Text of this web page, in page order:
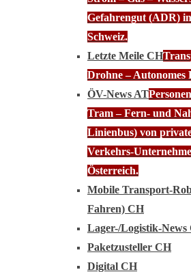
Gefahrengut (ADR)
Schweiz.
Letzte Meile CH
Drohne – Autonomes
ÖV-News AT
Tram – Fern- und
Linienbus) von
Verkehrs-
Österreich.
Mobile Transport-
Fahren) CH
Lager-/Logistik-News
Paketzusteller CH
Digital CH